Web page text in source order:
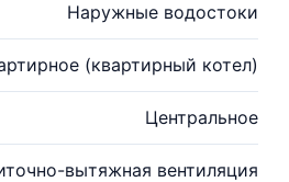
Наружные водостоки
(квартирный котел)
Центральное
вытяжная вентиляция